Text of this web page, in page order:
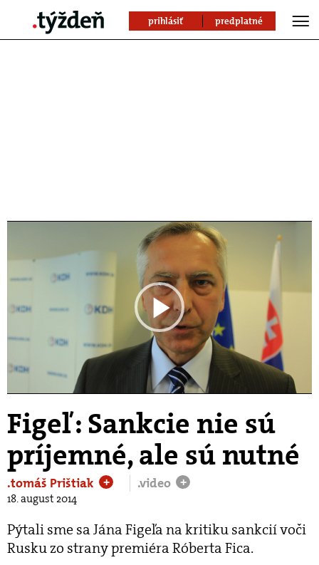
prihlásiť predplatné
Play
Video
Figeľ: Sankcie nie sú
príjemné, ale sú nutné
.tomáš Prištiak + .video +
18. august 2014
Pýtali sme sa Jána Figeľa na kritiku sankcií voči
Rusku zo strany premiéra Róberta Fica.